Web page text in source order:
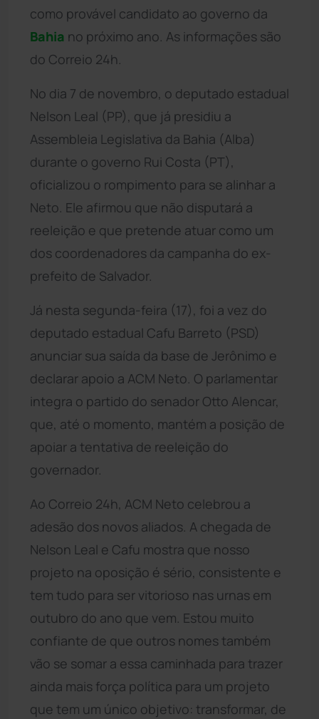
como provável candidato ao governo da
Bahia no próximo ano. As informações são
do Correio 24h.
No dia 7 de novembro, o deputado estadual
Nelson Leal (PP), que já presidiu a
Assembleia Legislativa da Bahia (Alba)
durante o governo Rui Costa (PT),
oficializou o rompimento para se alinhar a
Neto. Ele afirmou que não disputará a
reeleição e que pretende atuar como um
dos coordenadores da campanha do ex-
prefeito de Salvador.
Já nesta segunda-feira (17), foi a vez do
deputado estadual Cafu Barreto (PSD)
anunciar sua saída da base de Jerônimo e
declarar apoio a ACM Neto. O parlamentar
integra o partido do senador Otto Alencar,
que, até o momento, mantém a posição de
apoiar a tentativa de reeleição do
governador.
Ao Correio 24h, ACM Neto celebrou a
adesão dos novos aliados. A chegada de
Nelson Leal e Cafu mostra que nosso
projeto na oposição é sério, consistente e
tem tudo para ser vitorioso nas urnas em
outubro do ano que vem. Estou muito
confiante de que outros nomes também
vão se somar a essa caminhada para trazer
ainda mais força política para um projeto
que tem um único objetivo: transformar, de